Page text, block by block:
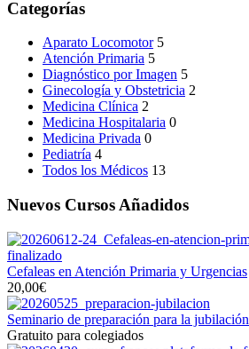
Categorías
Aparato Locomotor 5
Atención Primaria 5
Diagnóstico por Imagen 5
Ginecología y Obstetricia 2
Medicina Clínica 2
Medicina Hospitalaria 0
Medicina Privada 0
Pediatría 4
Todos los Médicos 13
Nuevos Cursos Añadidos
Cefaleas en Atención Primaria y Urgencias
20,00€
Seminario de preparación para la jubilación
Gratuito para colegiados